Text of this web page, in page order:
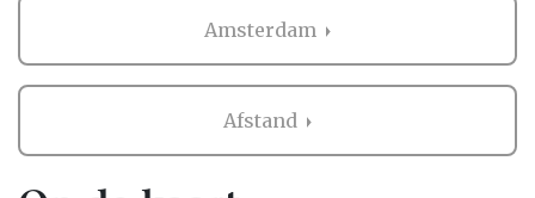
Frankendael en het West-Indisch Huis komt
een foodtruck bijzonder goed tot zijn recht.
De combinatie van monumentale gebouwen,
buitenlocaties biedt volop mogelijkheden
voor een receptie, diner of bruisend
Amsterdam
Afstand